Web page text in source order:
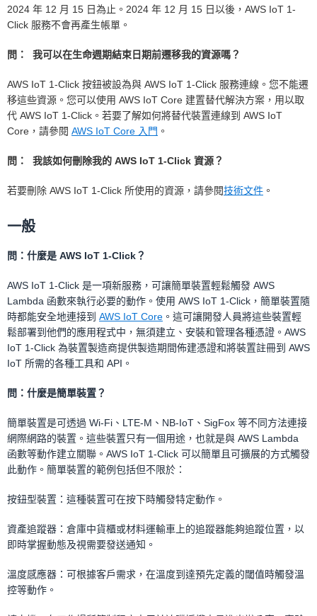
2024 年 12 月 15 日為止。2024 年 12 月 15 日以後，AWS IoT 1-
Click 服務不會再產生帳單。
問： 我可以在生命週期結束日期前遷移我的資源嗎？
AWS IoT 1-Click 按鈕被設為與 AWS IoT 1-Click 服務連線。您不能遷
移這些資源。您可以使用 AWS IoT Core 建置替代解決方案，用以取
代 AWS IoT 1-Click。若要了解如何將替代裝置連線到 AWS IoT
Core，請參閱 AWS IoT Core 入門 。
問： 我該如何刪除我的 AWS IoT 1-Click 資源？
若要刪除 AWS IoT 1-Click 所使用的資源，請參閱技術文件 。
一般
問：什麼是 AWS IoT 1-Click？
AWS IoT 1-Click 是一項新服務，可讓簡單裝置輕鬆觸發 AWS
Lambda 函數來執行必要的動作。使用 AWS IoT 1-Click，簡單裝置隨
時都能安全地連接到 AWS IoT Core 。這可讓開發人員將這些裝置輕
鬆部署到他們的應用程式中，無須建立、安裝和管理各種憑證。AWS
IoT 1-Click 為裝置製造商提供製造期間佈建憑證和將裝置註冊到 AWS
IoT 所需的各種工具和 API。
問：什麼是簡單裝置？
簡單裝置是可透過 Wi-Fi、LTE-M、NB-IoT、SigFox 等不同方法連接
網際網路的裝置。這些裝置只有一個用途，也就是與 AWS Lambda
函數等動作建立關聯。AWS IoT 1-Click 可以簡單且可擴展的方式觸發
此動作。簡單裝置的範例包括但不限於：
按鈕型裝置：這種裝置可在按下時觸發特定動作。
資產追蹤器：倉庫中貨櫃或材料運輸車上的追蹤器能夠追蹤位置，以
即時掌握動態及視需要發送通知。
溫度感應器：可根據客戶需求，在溫度到達預先定義的閾值時觸發溫
控等動作。